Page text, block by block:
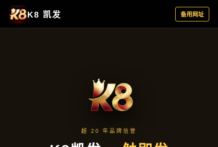
资讯看板
首页 资讯看板